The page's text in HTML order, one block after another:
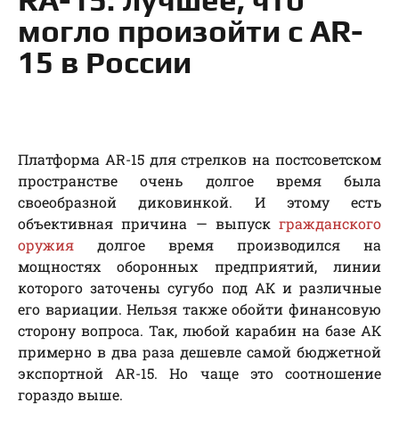
могло произойти с AR-
15 в России
Платформа AR-15 для стрелков на постсоветском
пространстве очень долгое время была
своеобразной диковинкой. И этому есть
объективная причина — выпуск гражданского
оружия долгое время производился на
мощностях оборонных предприятий, линии
которого заточены сугубо под АК и различные
его вариации. Нельзя также обойти финансовую
сторону вопроса. Так, любой карабин на базе АК
примерно в два раза дешевле самой бюджетной
экспортной AR-15. Но чаще это соотношение
гораздо выше.